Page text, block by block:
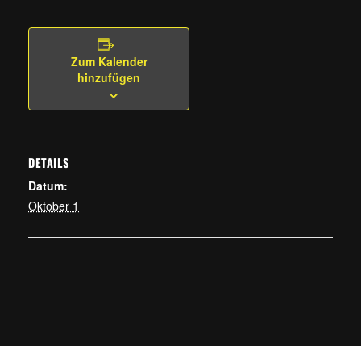
Zum Kalender
hinzufügen
DETAILS
Datum:
Oktober 1